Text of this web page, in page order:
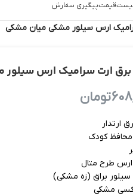
لیست‌قیمتپیگیری سفارش
ارس سیلور مشکی میان مشکی
برق ارت سرامیک ارس
تومان
ارتدار
محافظ کودک
طرح متال
براق (زه مشکی)
مشکی